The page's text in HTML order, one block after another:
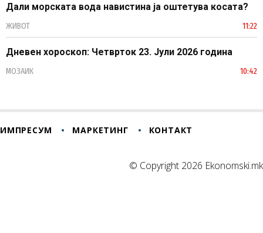
Дали морската вода навистина ја оштетува косата?
ЖИВОТ 11:22
Дневен хороскоп: Четврток 23. Јули 2026 година
МОЗАИК 10:42
ИМПРЕСУМ МАРКЕТИНГ КОНТАКТ
© Copyright 2026 Ekonomski.mk